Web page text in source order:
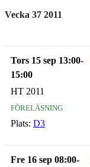
Vecka 37 2011
Tors 15 sep 13:00-
15:00
HT 2011
föreläsning
Plats: D3
Fre 16 sep 08:00-